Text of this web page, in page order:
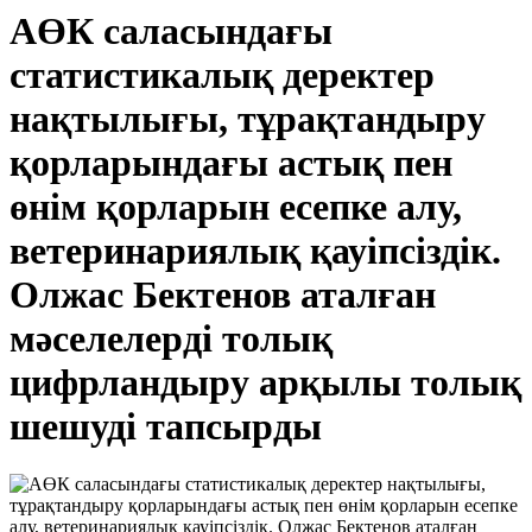
АӨК саласындағы
статистикалық деректер
нақтылығы, тұрақтандыру
қорларындағы астық пен
өнім қорларын есепке алу,
ветеринариялық қауіпсіздік.
Олжас Бектенов аталған
мәселелерді толық
цифрландыру арқылы толық
шешуді тапсырды